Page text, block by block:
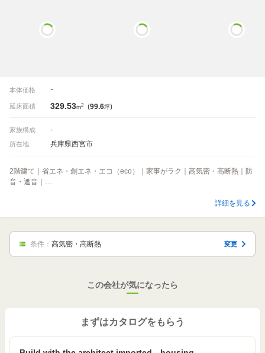
本体価格 -
延床面積 329.53m2 (99.6坪)
家族構成 -
所在地 兵庫県西宮市
2階建て｜省エネ・創エネ・エコ（eco）｜家事がラク｜高気密・高断熱｜防
音・遮音｜…
詳細を見る
条件： 高気密・高断熱 変更
この会社が気になったら
まずはカタログをもらう